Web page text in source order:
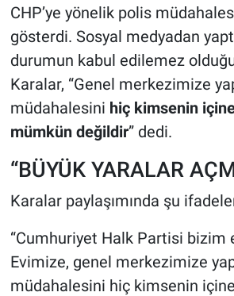
CHP’ye yönelik polis
gösterdi. Sosyal medyadan
durumun kabul edilemez
Karalar, “Genel merkezimize
müdahalesini hiç kimsenin
mümkün değildir” dedi.
“BÜYÜK YARALAR
Karalar paylaşımında şu
“Cumhuriyet Halk Partisi bizim
Evimize, genel merkezimize
müdahalesini hiç kimsenin